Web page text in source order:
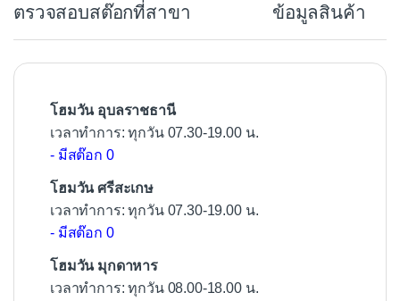
o
o
ตรวจสอบสต๊อกที่สาขา ข้อมูลสินค้า
โฮมวัน อุบลราชธานี
เวลาทำการ: ทุกวัน 07.30-19.00 น.
- มีสต๊อก 0
โฮมวัน ศรีสะเกษ
เวลาทำการ: ทุกวัน 07.30-19.00 น.
- มีสต๊อก 0
โฮมวัน มุกดาหาร
เวลาทำการ: ทุกวัน 08.00-18.00 น.